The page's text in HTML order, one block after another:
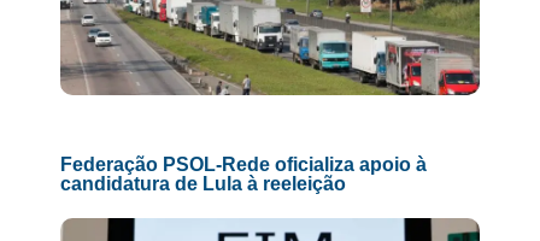
Federação PSOL-Rede oficializa apoio à
candidatura de Lula à reeleição